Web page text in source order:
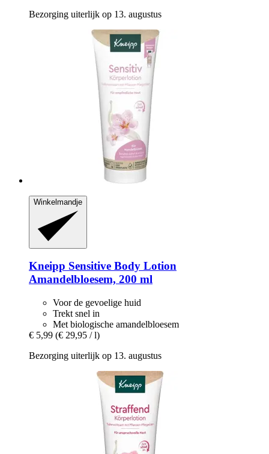
Bezorging uiterlijk op 13. augustus
Winkelmandje
Kneipp Sensitive Body Lotion
Amandelbloesem, 200 ml
Voor de gevoelige huid
Trekt snel in
Met biologische amandelbloesem
€ 5,99 (€ 29,95 / l)
Bezorging uiterlijk op 13. augustus